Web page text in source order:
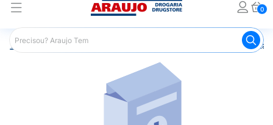
0
Araujo Saúde e Bem Estar